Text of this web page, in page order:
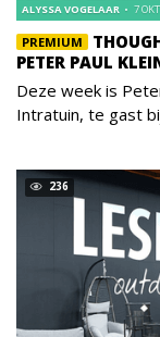
PREMIUM
PETER PAUL
ALYSSA VOGELAAR 7
Deze week is
Intratuin, te gast
236